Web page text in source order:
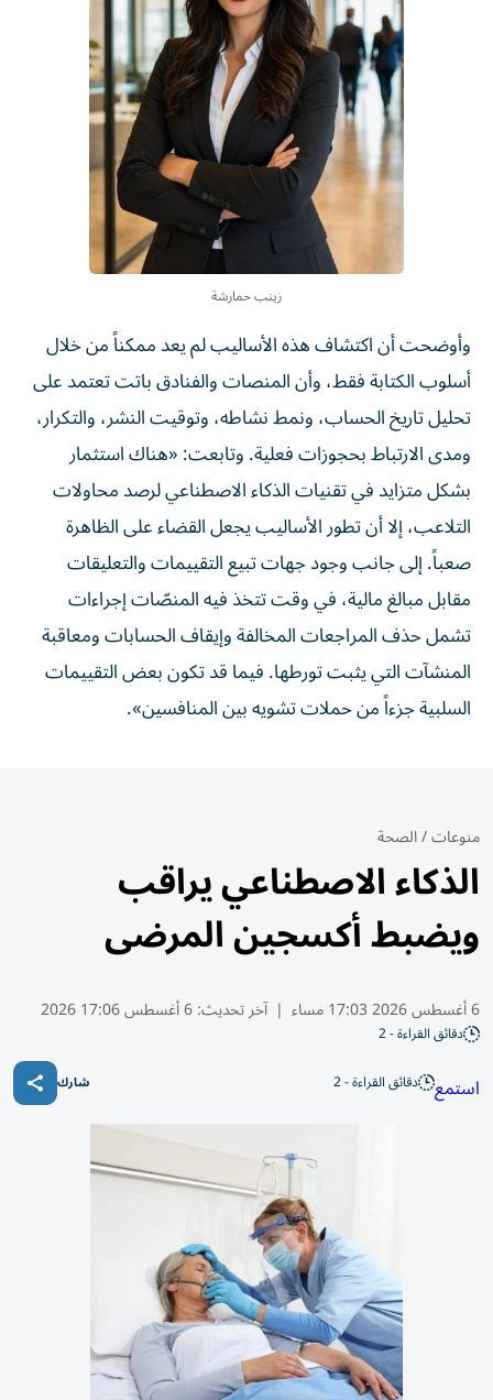
زينب حمارشة
وأوضحت أن اكتشاف هذه الأساليب لم يعد ممكناً من خلال
أسلوب الكتابة فقط، وأن المنصات والفنادق باتت تعتمد على
تحليل تاريخ الحساب، ونمط نشاطه، وتوقيت النشر، والتكرار،
ومدى الارتباط بحجوزات فعلية. وتابعت: «هناك استثمار
بشكل متزايد في تقنيات الذكاء الاصطناعي لرصد محاولات
التلاعب، إلا أن تطور الأساليب يجعل القضاء على الظاهرة
صعباً. إلى جانب وجود جهات تبيع التقييمات والتعليقات
مقابل مبالغ مالية، في وقت تتخذ فيه المنصّات إجراءات
تشمل حذف المراجعات المخالفة وإيقاف الحسابات ومعاقبة
المنشآت التي يثبت تورطها. فيما قد تكون بعض التقييمات
السلبية جزءاً من حملات تشويه بين المنافسين».
منوعات/الصحة
الذكاء الاصطناعي يراقب
ويضبط أكسجين المرضى
6 أغسطس 2026 17:03 مساء | آخر تحديث:6 أغسطس 17:06 2026
دقائق القراءة - 2
استمع دقائق القراءة - 2 شارك